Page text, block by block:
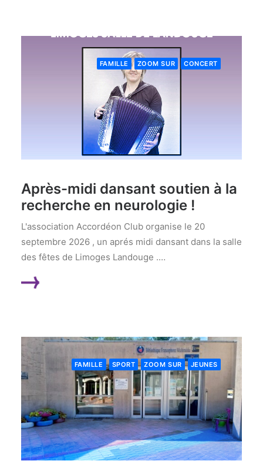
FAMILLE ZOOM SUR CONCERT
Après-midi dansant soutien à la
recherche en neurologie !
L'association Accordéon Club organise le 20
septembre 2026 , un aprés midi dansant dans la salle
des fêtes de Limoges Landouge .…
FAMILLE SPORT ZOOM SUR JEUNES